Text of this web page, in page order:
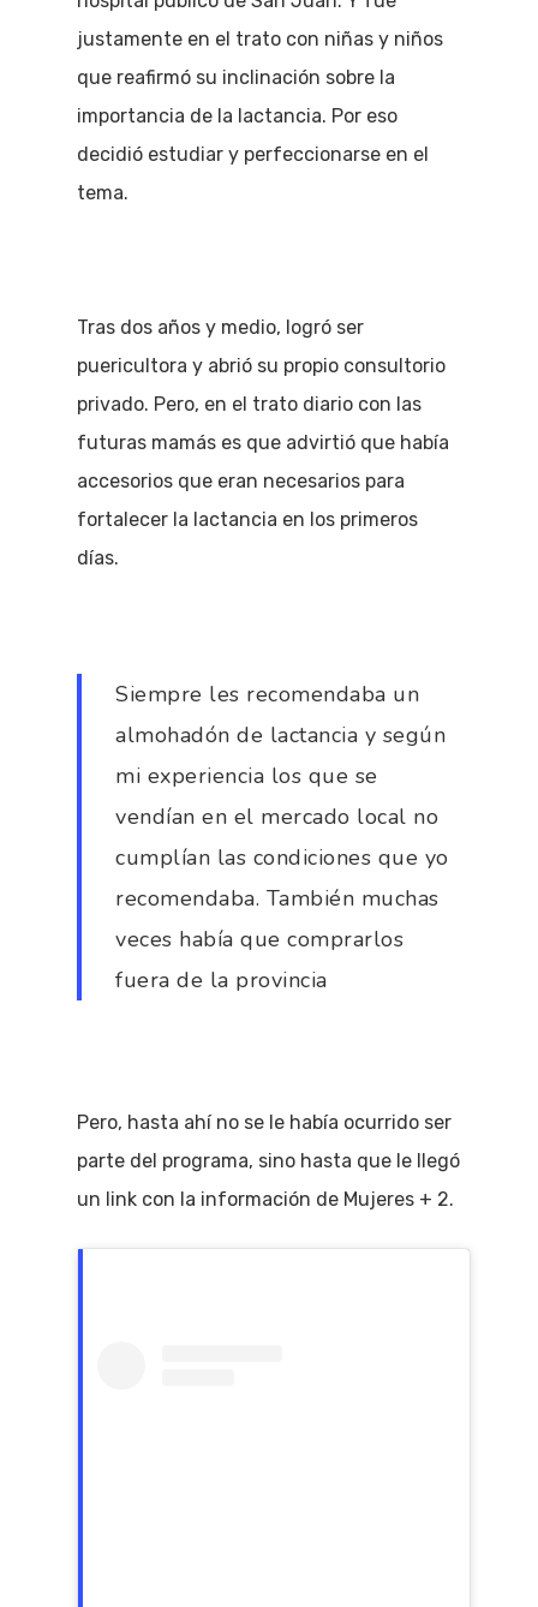
justamente en el trato con niñas y niños
que reafirmó su inclinación sobre la
importancia de la lactancia. Por eso
decidió estudiar y perfeccionarse en el
tema.
Tras dos años y medio, logró ser
puericultora y abrió su propio consultorio
privado. Pero, en el trato diario con las
futuras mamás es que advirtió que había
accesorios que eran necesarios para
fortalecer la lactancia en los primeros
días.
Siempre les recomendaba un
almohadón de lactancia y según
mi experiencia los que se
vendían en el mercado local no
cumplían las condiciones que yo
recomendaba. También muchas
veces había que comprarlos
fuera de la provincia
Pero, hasta ahí no se le había ocurrido ser
parte del programa, sino hasta que le llegó
un link con la información de Mujeres + 2.